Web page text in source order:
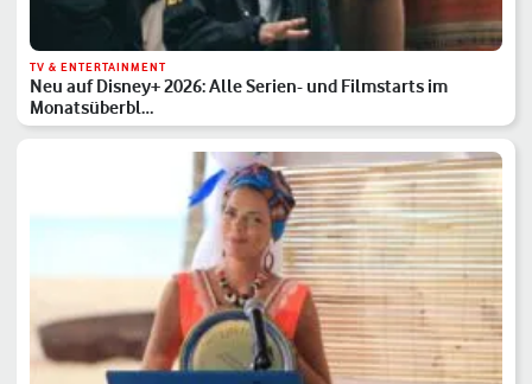
TV & ENTERTAINMENT
Neu auf Disney+ 2026: Alle Serien- und Filmstarts im
Monatsüberbl…